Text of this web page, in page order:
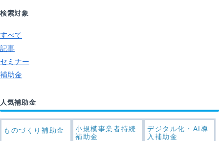
検索対象
すべて
記事
セミナー
補助金
人気補助金
ものづくり補助金
小規模事業者持続
補助金
デジタル化・AI導
入補助金